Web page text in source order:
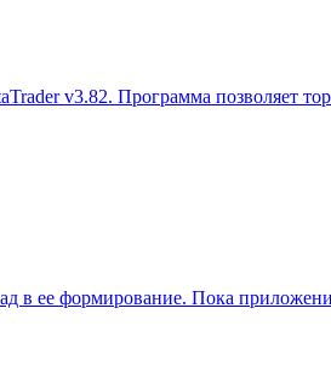
v3.82. Программа позволяет
в ее формирование. Пока